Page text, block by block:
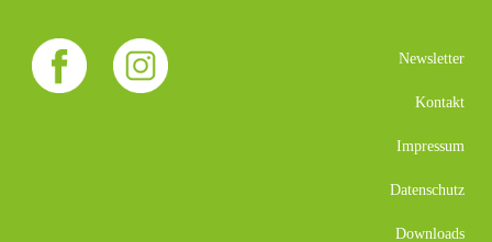
Newsletter
Kontakt
Impressum
Datenschutz
Downloads